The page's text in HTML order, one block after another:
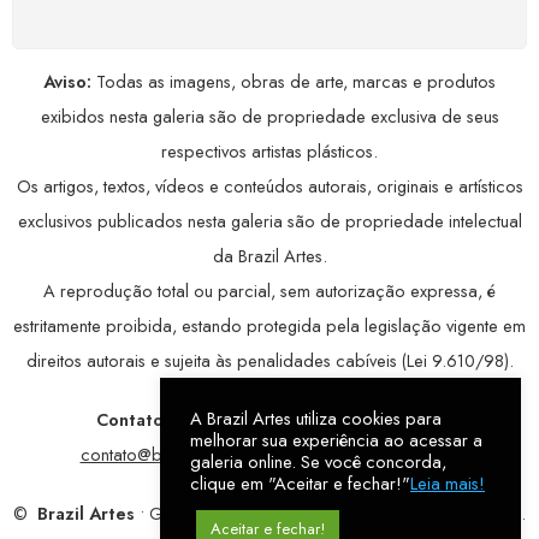
Aviso: Todas as imagens, obras de arte, marcas e produtos
exibidos nesta galeria são de propriedade exclusiva de seus
respectivos artistas plásticos.
Os artigos, textos, vídeos e conteúdos autorais, originais e artísticos
exclusivos publicados nesta galeria são de propriedade intelectual
da Brazil Artes.
A reprodução total ou parcial, sem autorização expressa, é
estritamente proibida, estando protegida pela legislação vigente em
direitos autorais e sujeita às penalidades cabíveis (Lei 9.610/98).
Contatos: WhatsApp:79 9998-1221/ E-mail:
contato@brazilartes.com/ Instagram:@brazilartes
© Brazil Artes • Galeria Online.9 anosde história (2017 – 2026).
A Brazil Artes utiliza cookies para
melhorar sua experiência ao acessar a
galeria online. Se você concorda,
clique em "Aceitar e fechar!"Leia mais!
Aceitar e fechar!